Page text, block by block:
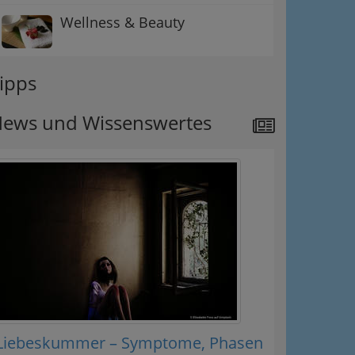
Wellness & Beauty
und Wissenswertes
– Symptome, Phasen